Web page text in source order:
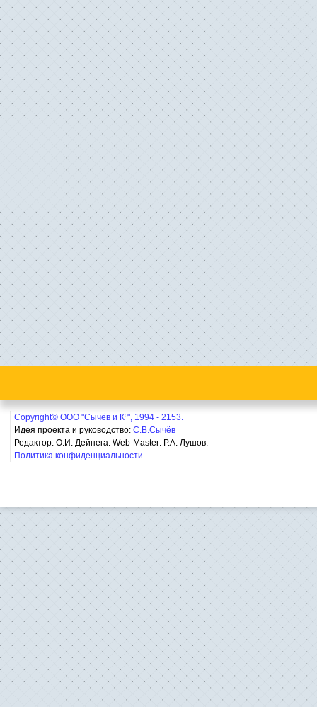
Copyright© ООО "Сычёв и Кº", 1994 - 2153.
Идея проекта и руководство: С.В.Сычёв
Редактор: О.И. Дейнега. Web-Master: Р.А. Лушов.
Политика конфиденциальности